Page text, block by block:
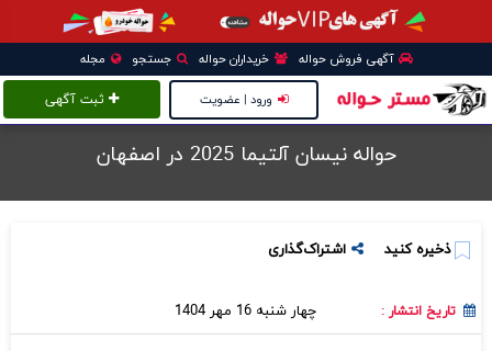
آگهی فروش حواله خریداران حواله جستجو مجله
ثبت آگهی ورود | عضویت
حواله نیسان آلتیما 2025 در اصفهان
ذخیره کنید اشتراک‌گذاری
تاریخ انتشار : چهار شنبه 16 مهر 1404